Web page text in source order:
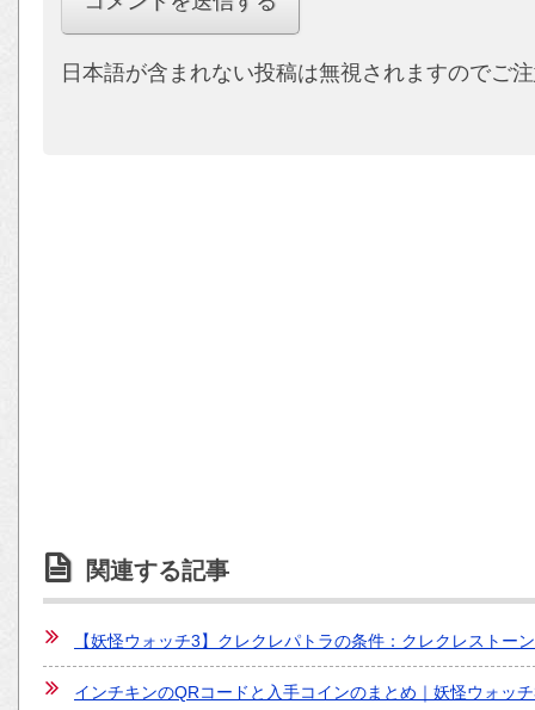
日本語が含まれない投稿は無視されますのでご
関連する記事
【妖怪ウォッチ3】クレクレパトラの条件：クレクレストー
インチキンのQRコードと入手コインのまとめ｜妖怪ウォッ